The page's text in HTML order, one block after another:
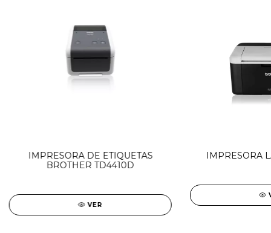
IMPRESORA DE ETIQUETAS
BROTHER TD4410D
VER
IMPRESORA